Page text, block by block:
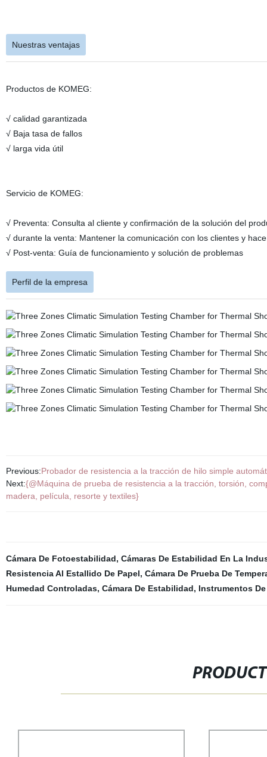
Nuestras ventajas
Productos de KOMEG:
√ calidad garantizada
√ Baja tasa de fallos
√ larga vida útil
Servicio de KOMEG:
√ Preventa: Consulta al cliente y confirmación de la solución del
√ durante la venta: Mantener la comunicación con los clientes y
√ Post-venta: Guía de funcionamiento y solución de problemas
Perfil de la empresa
Previous:Probador de resistencia a la tracción de hilo simple
Next:{@Máquina de prueba de resistencia a la tracción, torsión,
madera, película, resorte y textiles}
Cámara De Fotoestabilidad, Cámaras De Estabilidad En La
Resistencia Al Estallido De Papel, Cámara De Prueba De
Humedad Controladas, Cámara De Estabilidad, Instrumentos